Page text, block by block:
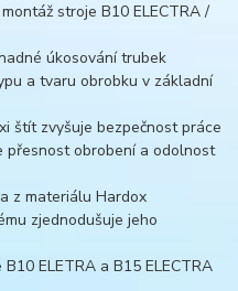
stroje B10 ELECTRA /
úkosování trubek
a tvaru obrobku v základní
štít zvyšuje bezpečnost práce
přesnost obrobení a odolnost
z materiálu Hardox
zjednodušuje jeho
ELETRA a B15 ELECTRA